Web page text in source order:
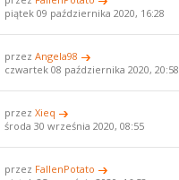
piątek 09 października 2020, 16:28
przezAngela98
czwartek 08 października 2020, 20:58
przezXieq
środa 30 września 2020, 08:55
przez FallenPotato